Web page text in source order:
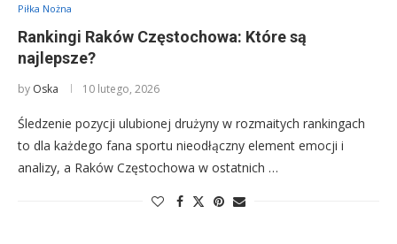
Piłka Nożna
Rankingi Raków Częstochowa: Które są
najlepsze?
by Oska 10 lutego, 2026
Śledzenie pozycji ulubionej drużyny w rozmaitych rankingach
to dla każdego fana sportu nieodłączny element emocji i
analizy, a Raków Częstochowa w ostatnich …